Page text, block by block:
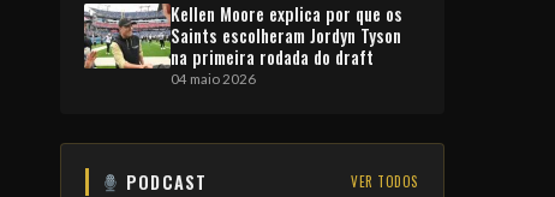
Kellen Moore explica por que os
Saints escolheram Jordyn Tyson
na primeira rodada do draft
04 maio 2026
PODCAST VER TODOS